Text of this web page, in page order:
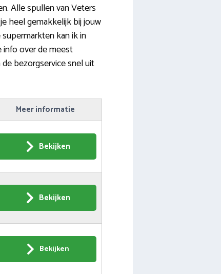
Alle spullen van Veters
heel gemakkelijk bij jouw
kan ik in
over de meest
bezorgservice snel uit
Meer informatie
Bekijken
Bekijken
Bekijken